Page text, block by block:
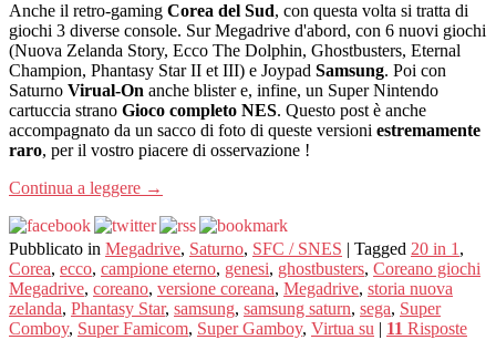
Anche il retro-gaming Corea del Sud, con questa volta si tratta di
giochi 3 diverse console. Sur Megadrive d'abord, con 6 nuovi giochi
(Nuova Zelanda Story, Ecco The Dolphin, Ghostbusters, Eternal
Champion, Phantasy Star II et III) e Joypad Samsung. Poi con
Saturno Virual-On anche blister e, infine, un Super Nintendo
cartuccia strano Gioco completo NES. Questo post è anche
accompagnato da un sacco di foto di queste versioni estremamente
raro, per il vostro piacere di osservazione !
Continua a leggere →
Pubblicato in Megadrive, Saturno, SFC / SNES | Tagged 20 in 1 ,
Corea, ecco, campione eterno, genesi, ghostbusters, Coreano giochi
Megadrive, coreano, versione coreana, Megadrive, storia nuova
zelanda, Phantasy Star, samsung, samsung saturn, sega, Super
Comboy, Super Famicom, Super Gamboy, Virtua su | 11 Risposte